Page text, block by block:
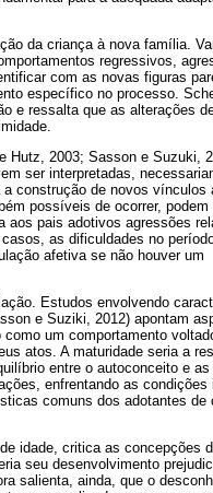
da criança à nova família.
regressivos,
com as novas figuras
específico no processo.
e ressalta que as alterações
e Hutz, 2003; Sasson e Suzuki,
ser interpretadas,
construção de novos vínculos
possíveis de ocorrer,
pais adotivos agressões
as dificuldades no
afetiva se não houver um
Estudos envolvendo
e Suziki, 2012) apontam
um comportamento
atos. A maturidade seria a
entre o autoconceito e
enfrentando as condições
comuns dos adotantes de
idade, critica as concepções
seu desenvolvimento
salienta, ainda, que o